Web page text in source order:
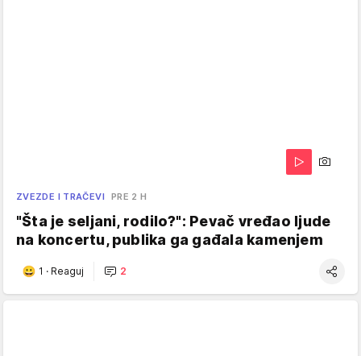
ZVEZDE I TRAČEVI PRE 2 H
"Šta je seljani, rodilo?": Pevač vređao ljude
na koncertu, publika ga gađala kamenjem
1 · Reaguj 2